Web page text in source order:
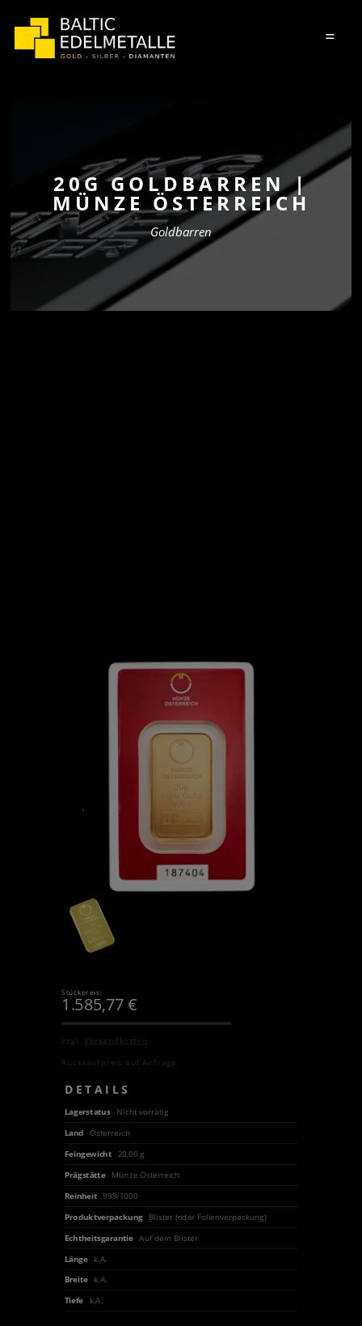
=
20G GOLDBARREN |
MÜNZE ÖSTERREICH
Goldbarren
Stückpreis:
1.585,77€
zzgl.Versandkosten
Rückkaufpreis auf Anfrage.
DETAILS
Lagerstatus Nicht vorrätig
Land
Österreich
Feingewicht
20,00 g
Prägstätte
Münze Österreich
Reinheit 999/1000
Produktverpackung
Blister (oder Folienverpackung)
Echtheitsgarantie Auf dem Blister
Länge
k.A.
Breite
k.A.
Tiefe k.A.